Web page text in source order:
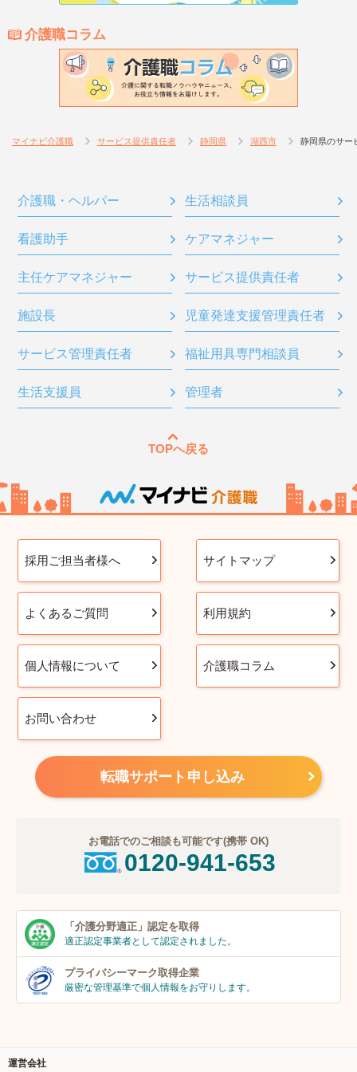
介護職コラム
マイナビ介護職 サービス提供責任者 静岡県 湖西市 静岡県のサー
介護職・ヘルパー 生活相談員
看護助手 ケアマネジャー
主任ケアマネジャー サービス提供責任者
施設長 児童発達支援管理責任者
サービス管理責任者 福祉用具専門相談員
生活支援員 管理者
TOPへ戻る
採用ご担当者様へ サイトマップ
よくあるご質問 利用規約
個人情報について 介護職コラム
お問い合わせ
転職サポート申し込み
お電話でのご相談も可能です(携帯 OK)
0120-941-653
「介護分野適正」 認定を取得
適正認定事業者として認定されました。
プライバシーマーク取得企業
厳密な管理基準で個人情報をお守りします。
運営会社